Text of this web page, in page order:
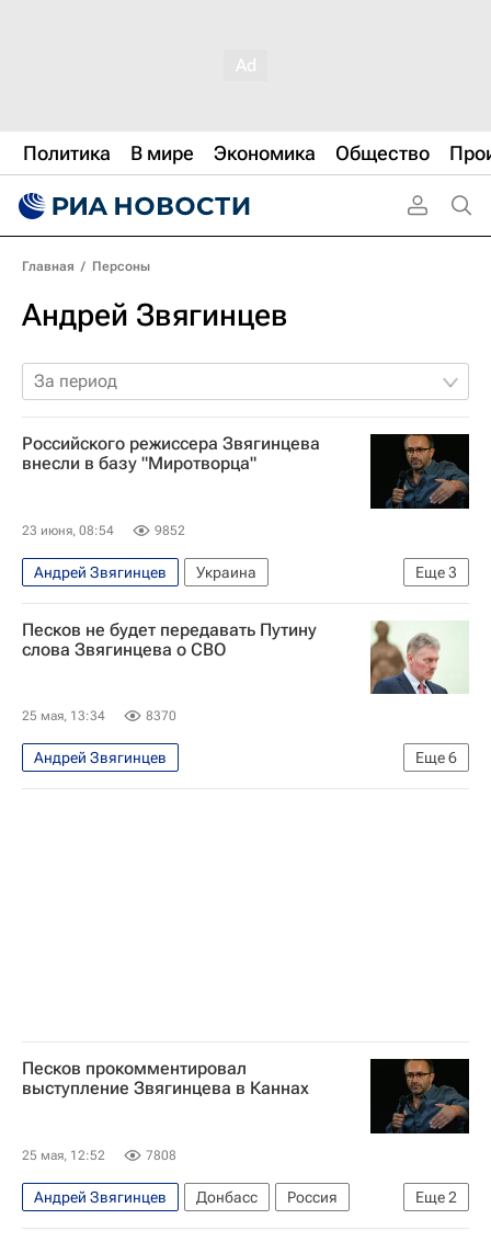
Политика В мире Экономика Общество
Главная / Персоны
Андрей Звягинцев
За период
Российского режиссера Звягинцева
внесли в базу "Миротворца"
23 июня, 08:54 9852
Еще3
Андрей Звягинцев
Украина
Республика Крым
Донецкая Народная Республика
Песков не будет передавать Путину
слова Звягинцева о СВО
25 мая, 13:34 8370
Еще6
Андрей Звягинцев
Специальная военная операция на Украине
Песков прокомментировал
выступление Звягинцева в Каннах
25 мая, 12:52 7808
Еще2
Андрей Звягинцев Донбасс
Россия
Канны
Дмитрий Песков